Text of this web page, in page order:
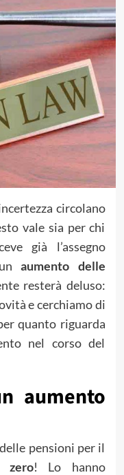
circolano
vale sia per chi
già l’assegno
unaumento delle
resterà deluso:
e cerchiamo di
quanto riguarda
nel corso del
aumento
pensioni per il
zero! Lo hanno